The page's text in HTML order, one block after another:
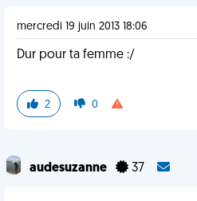
mercredi 19 juin 2013 18:06
Dur pour ta femme :/
2 0
audesuzanne 37